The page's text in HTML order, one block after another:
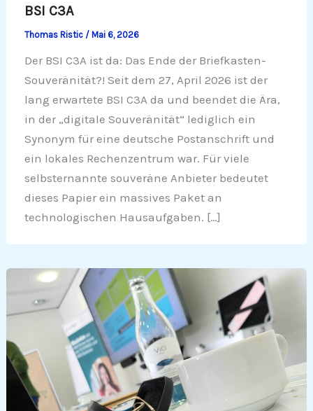
BSI C3A
Thomas Ristic / Mai 6, 2026
Der BSI C3A ist da: Das Ende der Briefkasten-
Souveränität?! Seit dem 27, April 2026 ist der
lang erwartete BSI C3A da und beendet die Ära,
in der „digitale Souveränität“ lediglich ein
Synonym für eine deutsche Postanschrift und
ein lokales Rechenzentrum war. Für viele
selbsternannte souveräne Anbieter bedeutet
dieses Papier ein massives Paket an
technologischen Hausaufgaben. […]